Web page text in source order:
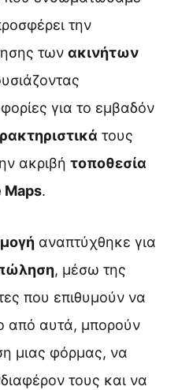
την
των ακινήτων
για το εμβαδόν
τους
ακριβή τοποθεσία
Maps.
αναπτύχθηκε για
, μέσω της
που επιθυμούν να
από αυτά, μπορούν
μιας φόρμας, να
τους και να